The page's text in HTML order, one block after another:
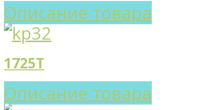
Описание товара
1725T
Описание товара